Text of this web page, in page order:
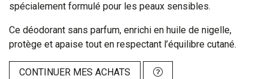
spécialement formulé pour les peaux sensibles.
Ce déodorant sans parfum, enrichi en huile de nigelle,
protège et apaise tout en respectant l’équilibre cutané.
CONTINUER MES ACHATS